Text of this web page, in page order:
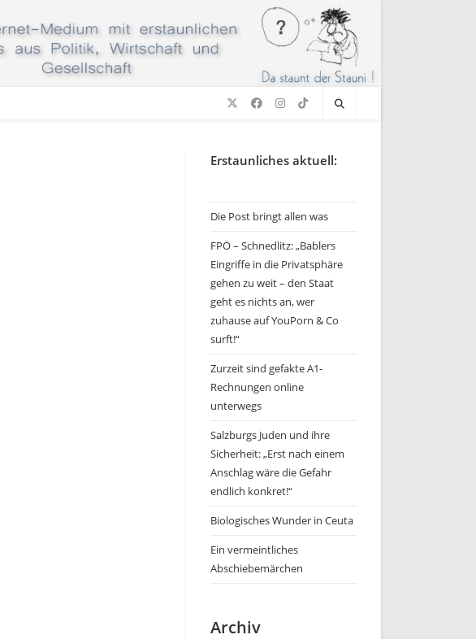
Erstaunliches aktuell:
Die Post bringt allen was
FPÖ – Schnedlitz: „Bablers
Eingriffe in die Privatsphäre
gehen zu weit – den Staat
geht es nichts an, wer
zuhause auf YouPorn & Co
surft!“
Zurzeit sind gefakte A1-
Rechnungen online
unterwegs
Salzburgs Juden und ihre
Sicherheit: „Erst nach einem
Anschlag wäre die Gefahr
endlich konkret!“
Biologisches Wunder in Ceuta
Ein vermeintliches
Abschiebemärchen
Archiv